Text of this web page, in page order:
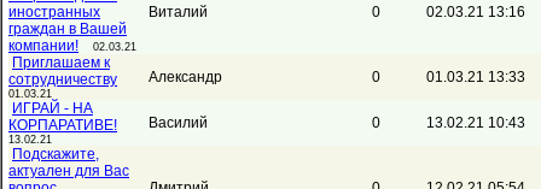
иностранных
граждан в Вашей
компании!
02.03.21
Виталий 0 02.03.21 13:16
Приглашаем к
сотрудничеству
01.03.21
Александр 0
01.03.21 13:33
ИГРАЙ - НА
КОРПАРАТИВЕ!
13.02.21
Василий 0
13.02.21 10:43
Подскажите,
актуален для Вас